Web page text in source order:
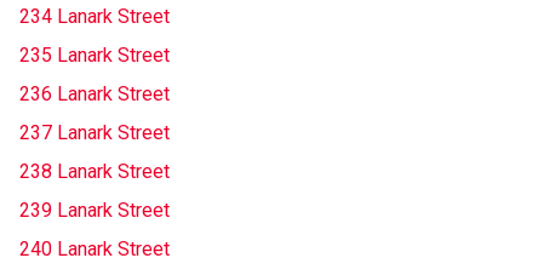
234 Lanark Street
235 Lanark Street
236 Lanark Street
237 Lanark Street
238 Lanark Street
239 Lanark Street
240 Lanark Street